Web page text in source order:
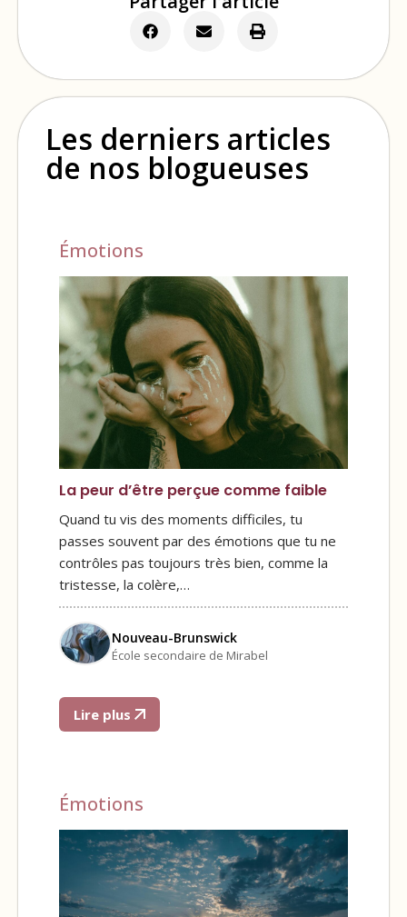
Les derniers articles
de nos blogueuses
Émotions
La peur d’être perçue comme faible
Quand tu vis des moments difficiles, tu
passes souvent par des émotions que tu ne
contrôles pas toujours très bien, comme la
tristesse, la colère,…
Nouveau-Brunswick
École secondaire de Mirabel
Lire plus
Émotions